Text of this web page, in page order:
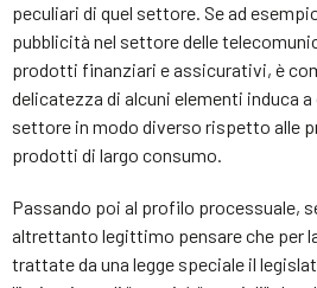
peculiari di quel settore. Se ad
pubblicità nel settore delle
prodotti finanziari e assicurativi, è
delicatezza di alcuni elementi induca
settore in modo diverso rispetto alle
prodotti di largo consumo.
Passando poi al profilo processuale,
altrettanto legittimo pensare che per
trattate da una legge speciale il